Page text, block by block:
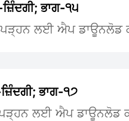
ਭਾਗ-੧੫
ਲਈ ਐਪ ਡਾਊਨਲੋਡ
ਭਾਗ-੧੭
ਲਈ ਐਪ ਡਾਊਨਲੋਡ